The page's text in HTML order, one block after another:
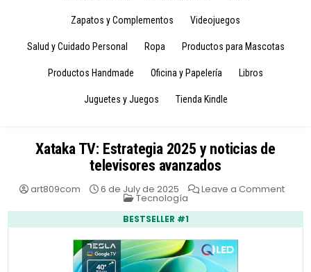
Zapatos y Complementos Videojuegos
Salud y Cuidado Personal Ropa Productos para Mascotas
Productos Handmade Oficina y Papelería Libros
Juguetes y Juegos Tienda Kindle
Xataka TV: Estrategia 2025 y noticias de
televisores avanzados
art809com 6 de July de 2025 Leave a Commenton
2025
Posted
Tecnología
BESTSELLER #1